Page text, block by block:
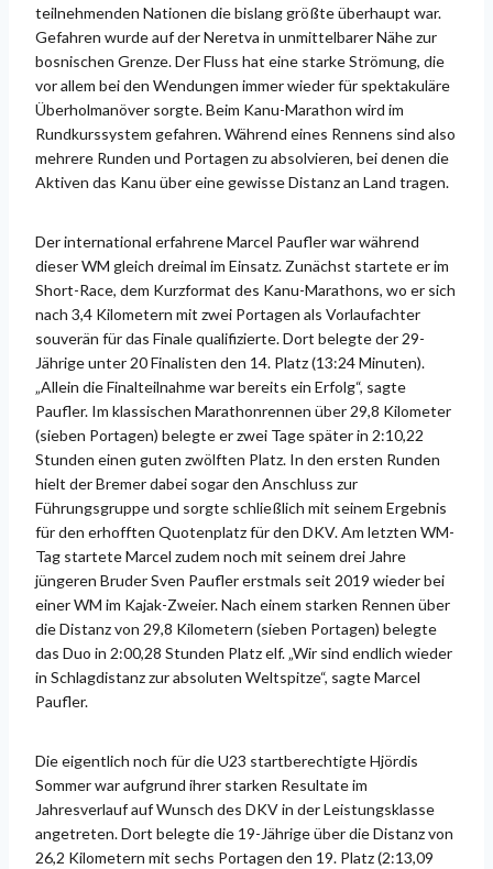
teilnehmenden Nationen die bislang größte überhaupt war.
Gefahren wurde auf der Neretva in unmittelbarer Nähe zur
bosnischen Grenze. Der Fluss hat eine starke Strömung, die
vor allem bei den Wendungen immer wieder für spektakuläre
Überholmanöver sorgte. Beim Kanu-Marathon wird im
Rundkurssystem gefahren. Während eines Rennens sind also
mehrere Runden und Portagen zu absolvieren, bei denen die
Aktiven das Kanu über eine gewisse Distanz an Land tragen.
Der international erfahrene Marcel Paufler war während
dieser WM gleich dreimal im Einsatz. Zunächst startete er im
Short-Race, dem Kurzformat des Kanu-Marathons, wo er sich
nach 3,4 Kilometern mit zwei Portagen als Vorlaufachter
souverän für das Finale qualifizierte. Dort belegte der 29-
Jährige unter 20 Finalisten den 14. Platz (13:24 Minuten).
„Allein die Finalteilnahme war bereits ein Erfolg“, sagte
Paufler. Im klassischen Marathonrennen über 29,8 Kilometer
(sieben Portagen) belegte er zwei Tage später in 2:10,22
Stunden einen guten zwölften Platz. In den ersten Runden
hielt der Bremer dabei sogar den Anschluss zur
Führungsgruppe und sorgte schließlich mit seinem Ergebnis
für den erhofften Quotenplatz für den DKV. Am letzten WM-
Tag startete Marcel zudem noch mit seinem drei Jahre
jüngeren Bruder Sven Paufler erstmals seit 2019 wieder bei
einer WM im Kajak-Zweier. Nach einem starken Rennen über
die Distanz von 29,8 Kilometern (sieben Portagen) belegte
das Duo in 2:00,28 Stunden Platz elf. „Wir sind endlich wieder
in Schlagdistanz zur absoluten Weltspitze“, sagte Marcel
Paufler.
Die eigentlich noch für die U23 startberechtigte Hjördis
Sommer war aufgrund ihrer starken Resultate im
Jahresverlauf auf Wunsch des DKV in der Leistungsklasse
angetreten. Dort belegte die 19-Jährige über die Distanz von
26,2 Kilometern mit sechs Portagen den 19. Platz (2:13,09